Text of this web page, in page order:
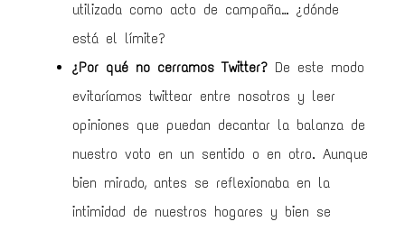
utilizada como acto de campaña… ¿dónde
está el límite?
¿Por qué no cerramos Twitter? De este modo
evitaríamos twittear entre nosotros y leer
opiniones que puedan decantar la balanza de
nuestro voto en un sentido o en otro. Aunque
bien mirado, antes se reflexionaba en la
intimidad de nuestros hogares y bien se